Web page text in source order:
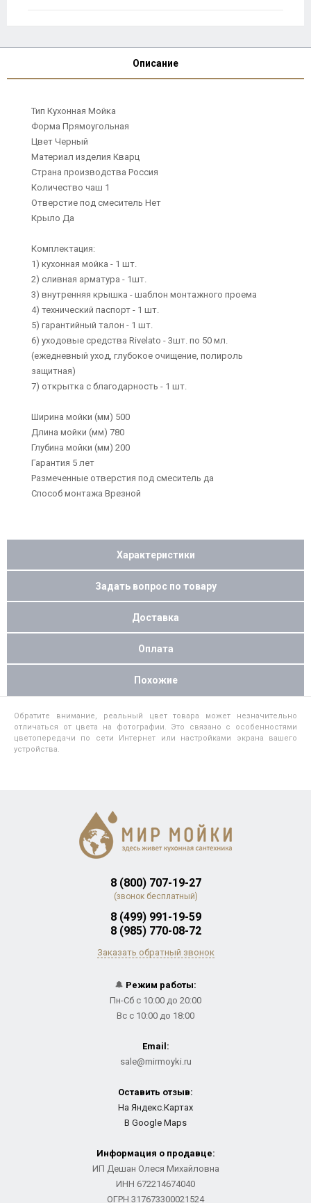
Описание
Тип Кухонная Мойка
Форма Прямоугольная
Цвет Черный
Материал изделия Кварц
Страна производства Россия
Количество чаш 1
Отверстие под смеситель Нет
Крыло Да
Комплектация:
1) кухонная мойка - 1 шт.
2) сливная арматура - 1шт.
3) внутренняя крышка - шаблон монтажного проема
4) технический паспорт - 1 шт.
5) гарантийный талон - 1 шт.
6) уходовые средства Rivelato - 3шт. по 50 мл.
(ежедневный уход, глубокое очищение, полироль
защитная)
7) открытка с благодарность - 1 шт.
Ширина мойки (мм) 500
Длина мойки (мм) 780
Глубина мойки (мм) 200
Гарантия 5 лет
Размеченные отверстия под смеситель да
Способ монтажа Врезной
Характеристики
Задать вопрос по товару
Доставка
Оплата
Похожие
Обратите внимание, реальный цвет товара может незначительно
отличаться от цвета на фотографии. Это связано с особенностями
цветопередачи по сети Интернет или настройками экрана вашего
устройства.
8 (800) 707-19-27
(звонок бесплатный)
8 (499) 991-19-59
8 (985) 770-08-72
Заказать обратный звонок
🔔 Режим работы:
Пн-Сб с 10:00 до 20:00
Вс с 10:00 до 18:00
Email:
sale@mirmoyki.ru
Оставить отзыв:
На Яндекс.Картах
В Google Maps
Информация о продавце:
ИП Дешан Олеся Михайловна
ИНН 672214674040
ОГРН 317673300021524